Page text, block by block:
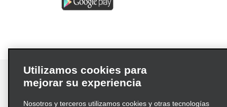
Utilizamos cookies para
mejorar su experiencia
Nosotros y terceros utilizamos cookies y otras tecnologías